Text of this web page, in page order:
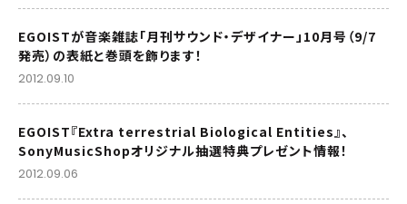
EGOISTが音楽雑誌「月刊サウンド・デザイナー」10月号（9/7
発売）の表紙と巻頭を飾ります！
2012.09.10
EGOIST『Extra terrestrial Biological Entities』、
SonyMusicShopオリジナル抽選特典プレゼント情報！
2012.09.06